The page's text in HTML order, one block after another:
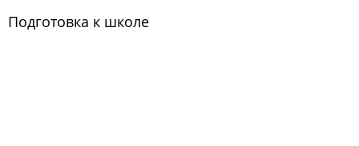
Подготовка к школе